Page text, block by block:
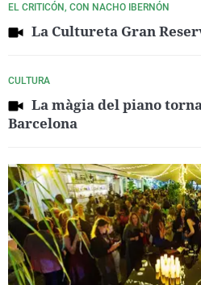
EL CRITICÓN, CON NACHO IBERNÓN
La Cultureta Gran
CULTURA
La màgia del piano
Barcelona